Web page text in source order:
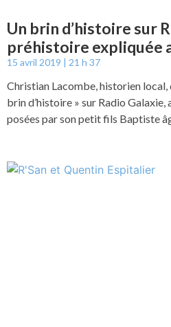
Un brin d’histoire sur
préhistoire expliquée
15 avril 2019 21 h 37
Christian Lacombe, historien local,
brin d’histoire » sur Radio Galaxie,
posées par son petit fils Baptiste